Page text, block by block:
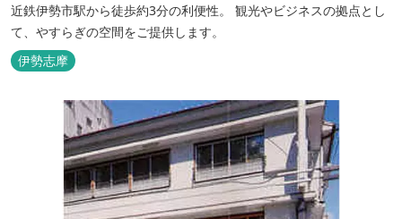
近鉄伊勢市駅から徒歩約3分の利便性。 観光やビジネスの拠点とし
て、やすらぎの空間をご提供します。
伊勢志摩